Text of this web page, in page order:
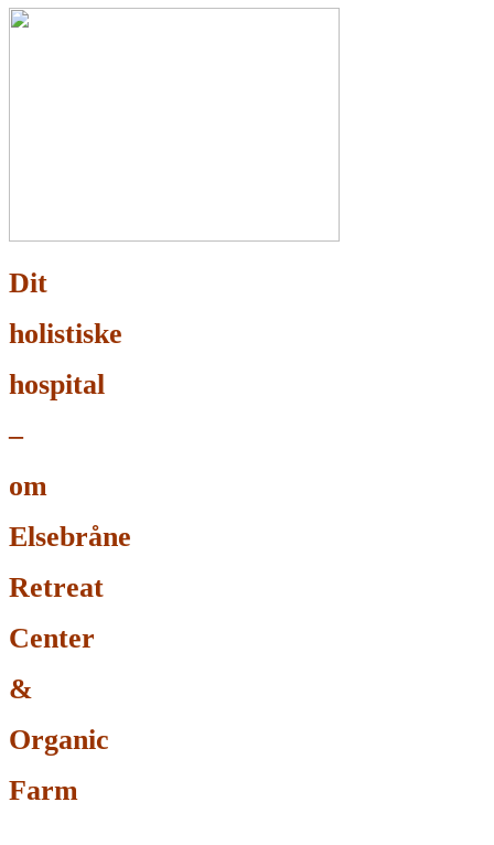
Dit
holistiske
hospital
–
om
Elsebråne
Retreat
Center
&
Organic
Farm